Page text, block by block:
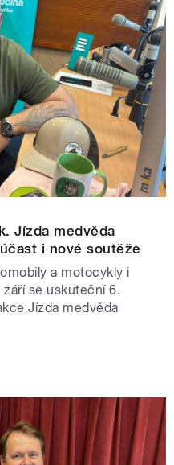
Jízda medvěda
i nové soutěže
a motocykly i
se uskuteční 6.
Jízda medvěda